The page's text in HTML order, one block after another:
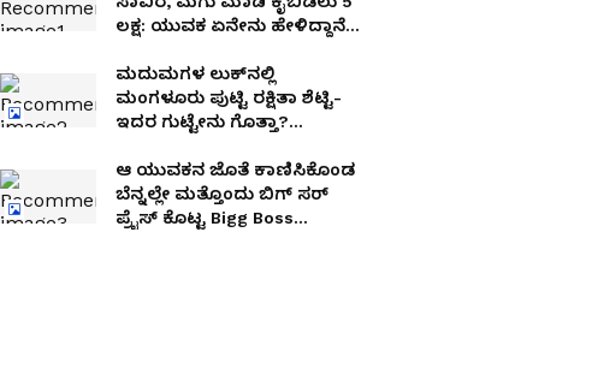
ಲಕ್ಷ: ಯುವಕ ಏನೇನು ಹೇಳಿದ್ದಾನೆ
ಮದುಮಗಳ ಲುಕ್​ನಲ್ಲಿ
ಮಂಗಳೂರು ಪುಟ್ಟಿ ರಕ್ಷಿತಾ ಶೆಟ್ಟಿ-
ಇದರ ಗುಟ್ಟೇನು ಗೊತ್ತಾ?
ಆ ಯುವಕನ ಜೊತೆ ಕಾಣಿಸಿಕೊಂಡ
ಬೆನ್ನಲ್ಲೇ ಮತ್ತೊಂದು ಬಿಗ್​ ಸರ್​
ಪ್ರೈಸ್​ ಕೊಟ್ಟ Bigg Boss